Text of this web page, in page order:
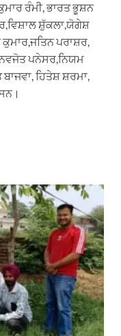
ਰੰਮੀ, ਭਾਰਤ ਭੂਸ਼ਨ
ਸ਼ੁੱਕਲਾ,ਯੋਗੇਸ਼
ਪਰਾਸ਼ਰ,
ਪਨੇਸਰ,ਨਿਯਮ
ਹਿਤੇਸ਼ ਸ਼ਰਮਾ,